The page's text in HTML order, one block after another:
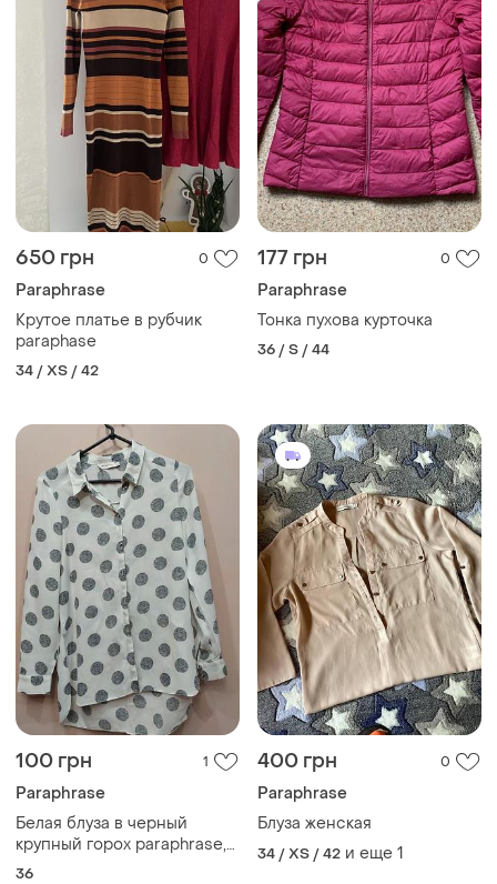
650 грн 0
Paraphrase
Крутое платье в рубчик
paraphase
34 / XS / 42
177 грн 0
Paraphrase
Тонка пухова курточка
36 / S / 44
100 грн 1
Paraphrase
Белая блуза в черный
крупный горох paraphrase,
р.s, 10/36
36
400 грн 0
Paraphrase
Блуза женская
34 / XS / 42 и еще 1